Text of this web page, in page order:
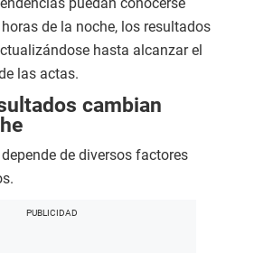
de la noche, los resultados
hasta alcanzar el
las actas.
cambian
de diversos factores